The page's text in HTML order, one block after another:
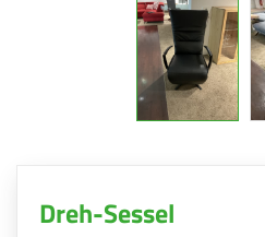
Dreh-Sessel